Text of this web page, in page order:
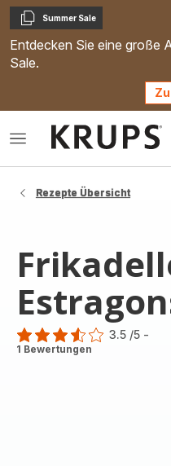
Kopieren
Summer Sale
Entdecken Sie eine große
Sale.
Das
Rezepte Übersicht
ratings.3.5
3.5 /5 -
1 Bewertungen